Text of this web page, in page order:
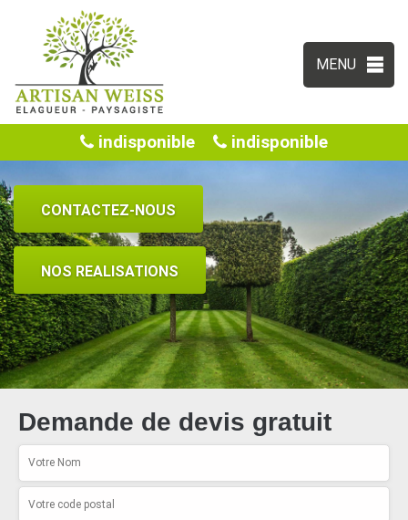
MENU
indisponible indisponible
CONTACTEZ-NOUS
NOS REALISATIONS
Demande de devis gratuit